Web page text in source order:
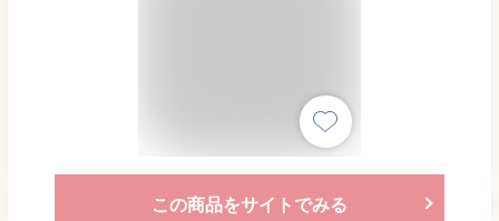
この商品をサイトでみる